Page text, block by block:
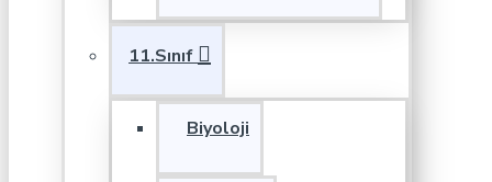
11.Sınıf
Biyoloji